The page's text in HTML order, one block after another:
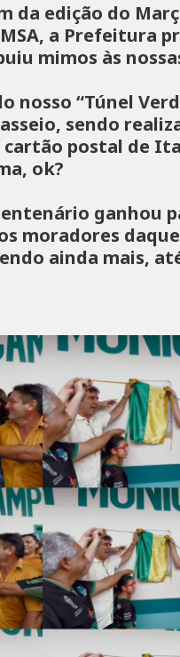
da edição do
a Prefeitura
mimos às
nosso “Túnel
sendo
cartão postal de
ok?
ganhou
moradores
ainda mais,